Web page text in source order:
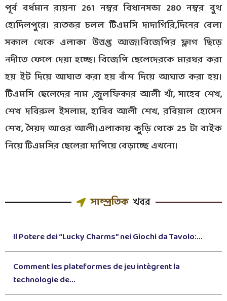
পূর্ব বর্ধমান রায়না 261 নম্বর বিধানসভা 280 নম্বর বুথ
হোদিলপুরে। রাতভর চলল টিএমসি দাদাগিরি,দিনের বেলা
সকাল থেকে এলাকা উত্তপ্ত আজ।বিজেপির ফ্লাগ ছিড়ে
নদীতে ফেলে দেয়া হচ্ছে। বিজেপি ছেলেদেরকে মারধর করা
হয় ইট দিয়ে আঘাত করা হয় বাঁশ দিয়ে আঘাত করা হয়।
টিএমসি ছেলেদের নাম ,জুলফিকার আলী খাঁ, সাহেব শেখ,
শেখ দবিরুল ইসলাম, হাবিব আলী শেখ, রবিয়াল হোসেন
শেখ, সৈয়দ আওর আলী।এলাকায় কুড়ি থেকে 25 টা বাইক
নিয়ে টিএমসির ছেলেরা দাপিয়ে বেড়াচ্ছে এখনো।
সাম্প্রতিক খবর
Il Potere dei “Lucky Charms” nei Giochi da Tavolo:...
Comment les plateformes de jeu intègrent la
technologie de...